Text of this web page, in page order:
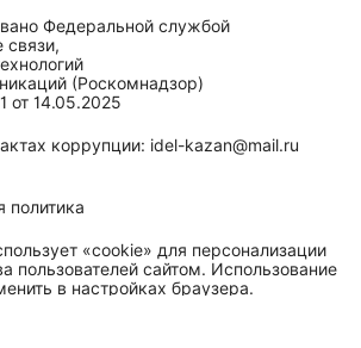
Федеральной службой
связи,
(Роскомнадзор)
14.05.2025
коррупции: idel-kazan@mail.ru
политика
«cookie» для персонализации
пользователей сайтом. Использование
в настройках браузера.